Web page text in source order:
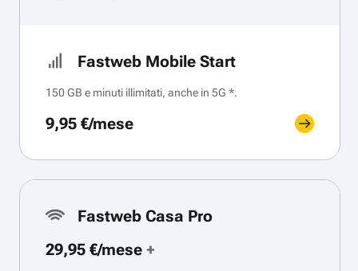
Fastweb Mobile Start
150 GB e minuti illimitati, anche in 5G *.
9,95 €/mese
Fastweb Casa Pro
29,95 €/mese +